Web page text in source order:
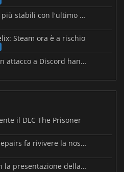
Palworld: Sunreach e boss più stabili con l'ultimo update
Steam ora è a rischio
Le mappe dei malware e un attacco a Discord hanno colpito Meccha Chameleon
il DLC The Prisoner
ReStory: Chill Electronics Repairs fa rivivere la nostalgia degli anni 2000
MARVEL Tōkon debutta con la presentazione della roadmap per il primo anno